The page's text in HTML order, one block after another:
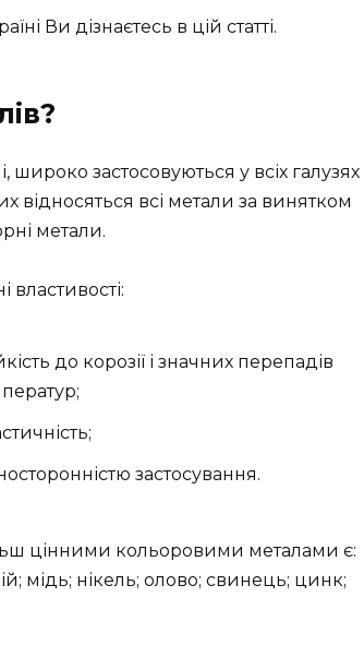
Ви дізнаєтесь в цій статті.
широко застосовуються у всіх галузях
відносяться всі метали за винятком
метали.
властивості:
до корозії і значних перепадів
застосування.
цінними кольоровими металами є:
мідь; нікель; олово; свинець; цинк;